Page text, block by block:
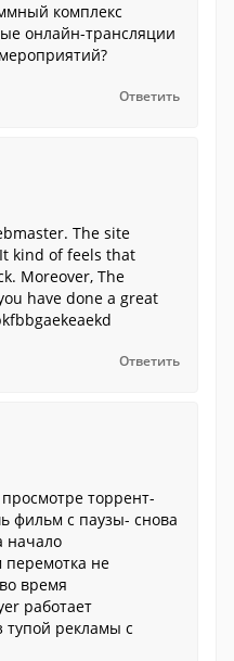
комплекс
онлайн-трансляции
Ответить
The site
kind of feels that
Moreover, The
have done a great
Ответить
торрент-
фильм с паузы- снова
начало
перемотка не
время
работает
тупой рекламы с